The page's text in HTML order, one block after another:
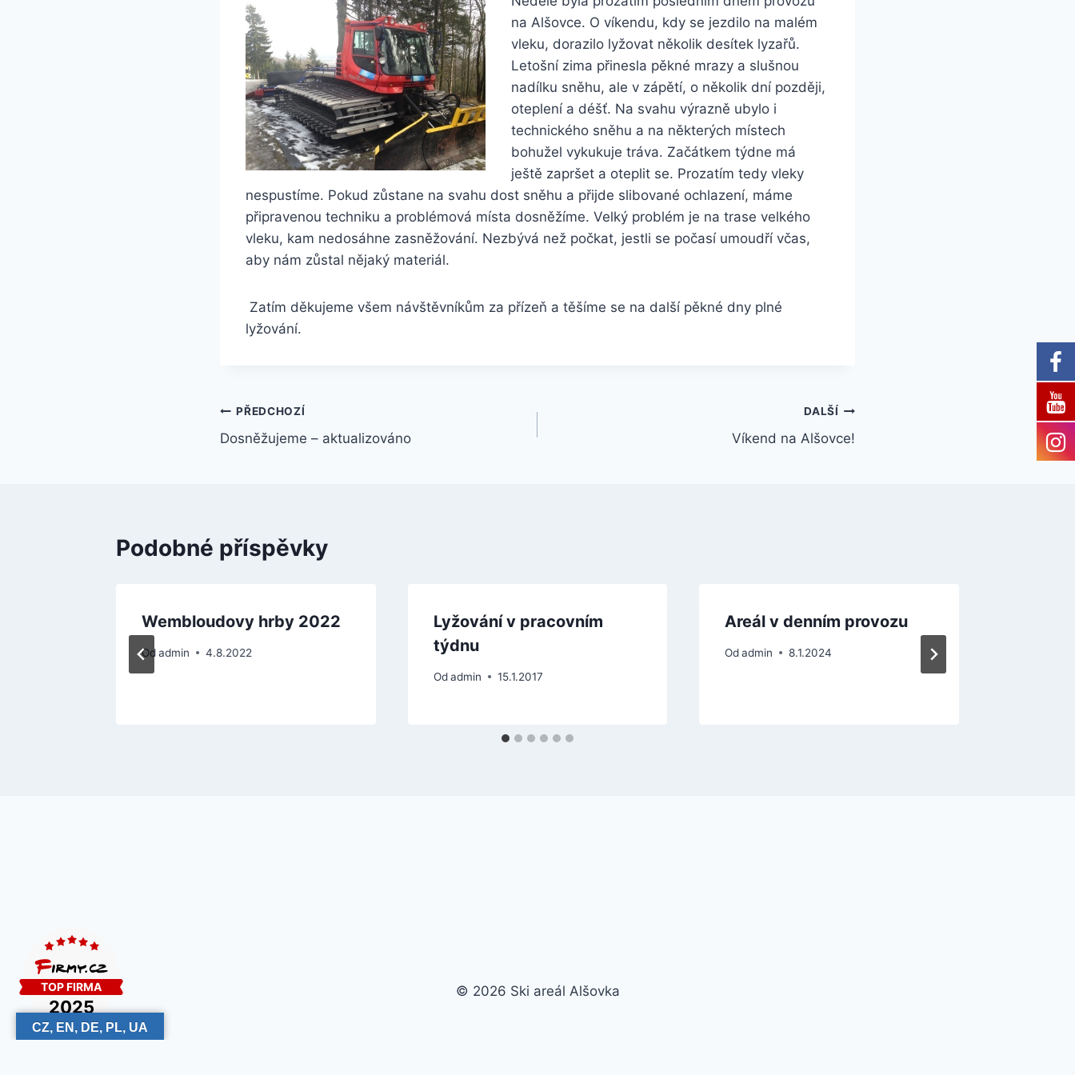
na Alšovce. O víkendu, kdy se jezdilo na malém
vleku, dorazilo lyžovat několik desítek lyzařů.
Letošní zima přinesla pěkné mrazy a slušnou
nadílku sněhu, ale v zápětí, o několik dní později,
oteplení a déšť. Na svahu výrazně ubylo i
technického sněhu a na některých místech
bohužel vykukuje tráva. Začátkem týdne má
ještě zapršet a oteplit se. Prozatím tedy vleky
nespustíme. Pokud zůstane na svahu dost sněhu a přijde slibované ochlazení, máme
připravenou techniku a problémová místa dosněžíme. Velký problém je na trase velkého
vleku, kam nedosáhne zasněžování. Nezbývá než počkat, jestli se počasí umoudří včas,
aby nám zůstal nějaký materiál.
Zatím děkujeme všem návštěvníkům za přízeň a těšíme se na další pěkné dny plné
lyžování.
Navigace
pro
PŘEDCHOZÍ
Dosněžujeme – aktualizováno
DALŠÍ
Víkend na Alšovce!
Podobné příspěvky
Wembloudovy hrby 2022
Odadmin 4.8.2022
Lyžování v pracovním
týdnu
Od admin 15.1.2017
Areál v denním provozu
Od admin 8.1.2024
© 2026 Ski areál Alšovka
CZ, EN, DE, PL, UA